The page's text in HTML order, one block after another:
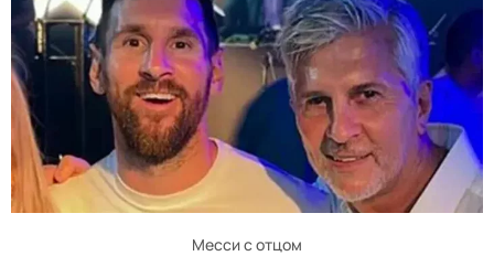
Месси с отцом